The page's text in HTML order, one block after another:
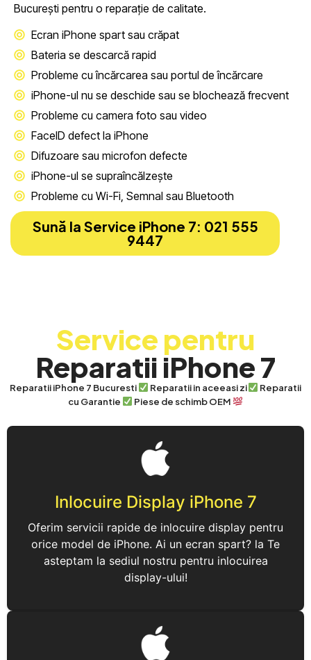
București pentru o reparație de calitate.
Ecran iPhone spart sau crăpat
Bateria se descarcă rapid
Probleme cu încărcarea sau portul de încărcare
iPhone-ul nu se deschide sau se blochează frecvent
Probleme cu camera foto sau video
FaceID defect la iPhone
Difuzoare sau microfon defecte
iPhone-ul se supraîncălzește
Probleme cu Wi-Fi, Semnal sau Bluetooth
Sună la Service iPhone 7: 021 555
9447
Service pentru
Reparatii iPhone 7
Reparatii iPhone 7 Bucuresti Reparatii in aceeasi zi
Reparatii
cu Garantie
Piese de schimb OEM
Inlocuire Display iPhone 7
Oferim servicii rapide de inlocuire display pentru
orice model de iPhone. Ai un ecran spart? la Te
asteptam la sediul nostru pentru inlocuirea
display-ului!